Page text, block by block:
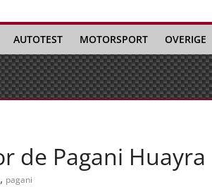
AUTOTEST MOTORSPORT OVERIGE
de Pagani Huayra
, pagani